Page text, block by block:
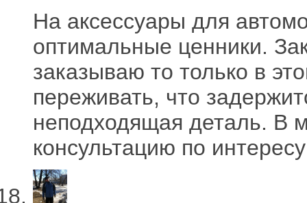
На аксессуары для
оптимальные ценники.
заказываю то только в
переживать, что
неподходящая деталь. В
консультацию по